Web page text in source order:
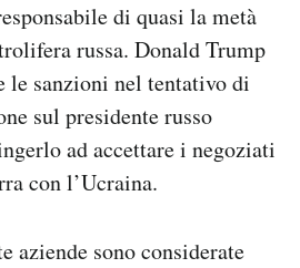
di quasi la metà
russa. Donald Trump
le sanzioni nel tentativo di
sul presidente russo
ad accettare i negoziati
con l’Ucraina.
aziende sono considerate